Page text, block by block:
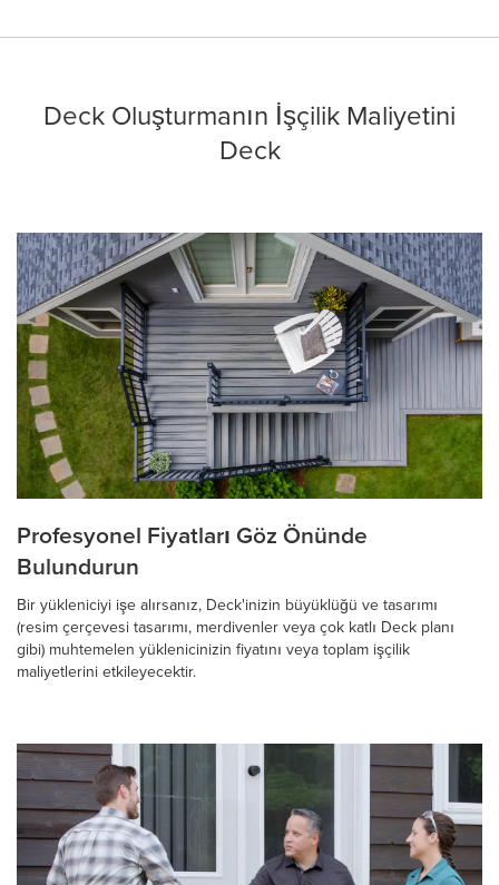
Deck Oluşturmanın İşçilik Maliyetini
Deck
Profesyonel Fiyatları Göz Önünde
Bulundurun
Bir yükleniciyi işe alırsanız, Deck'inizin büyüklüğü ve tasarımı
(resim çerçevesi tasarımı, merdivenler veya çok katlı Deck planı
gibi) muhtemelen yüklenicinizin fiyatını veya toplam işçilik
maliyetlerini etkileyecektir.